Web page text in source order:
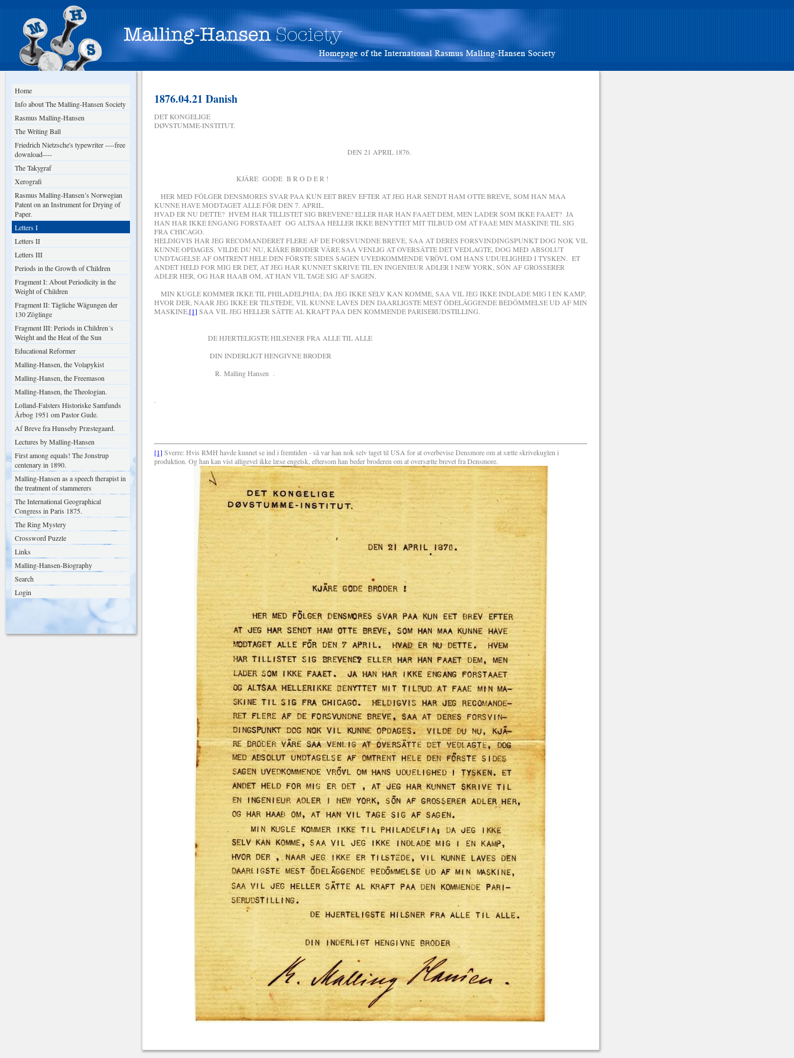
Home
Info about The Malling-Hansen Society
Rasmus Malling-Hansen
The Writing Ball
Friedrich Nietzsche's typewriter ----free
download----
The Takygraf
Xerografi
Rasmus Malling-Hansen’s Norwegian
Patent on an Instrument for Drying of
Paper.
Letters I
Letters II
Letters III
Periods in the Growth of Children
Fragment I: About Periodicity in the
Weight of Children
Fragment II: Tägliche Wägungen der
130 Zöglinge
Fragment III: Periods in Children´s
Weight and the Heat of the Sun
Educational Reformer
Malling-Hansen, the Volapykist
Malling-Hansen, the Freemason
Malling-Hansen, the Theologian.
Lolland-Falsters Historiske Samfunds
Årbog 1951 om Pastor Gude.
Af Breve fra Hunseby Præstegaard.
Lectures by Malling-Hansen
First among equals! The Jonstrup
centenary in 1890.
Malling-Hansen as a speech therapist in
the treatment of stammerers
The International Geographical
Congress in Paris 1875.
The Ring Mystery
Crossword Puzzle
Links
Malling-Hansen-Biography
Search
Login
1876.04.21 Danish
DET KONGELIGE
DØVSTUMME-INSTITUT.
DEN 21 APRIL 1876.
KJÄRE GODE B R O D E R !
HER MED FÖLGER DENSMORES SVAR PAA KUN EET BREV EFTER AT JEG HAR SENDT HAM OTTE BREVE, SOM HAN MAA
KUNNE HAVE MODTAGET ALLE FÖR DEN 7. APRIL.
HVAD ER NU DETTE? HVEM HAR TILLISTET SIG BREVENE? ELLER HAR HAN FAAET DEM, MEN LADER SOM IKKE FAAET? JA
HAN HAR IKKE ENGANG FORSTAAET OG ALTSAA HELLER IKKE BENYTTET MIT TILBUD OM AT FAAE MIN MASKINE TIL SIG
FRA CHICAGO.
HELDIGVIS HAR JEG RECOMANDERET FLERE AF DE FORSVUNDNE BREVE, SAA AT DERES FORSVINDINGSPUNKT DOG NOK VIL
KUNNE OPDAGES. VILDE DU NU, KJÄRE BRODER VÄRE SAA VENLIG AT OVERSÄTTE DET VEDLAGTE, DOG MED ABSOLUT
UNDTAGELSE AF OMTRENT HELE DEN FÖRSTE SIDES SAGEN UVEDKOMMENDE VRÖVL OM HANS UDUELIGHED I TYSKEN. ET
ANDET HELD FOR MIG ER DET, AT JEG HAR KUNNET SKRIVE TIL EN INGENIEUR ADLER I NEW YORK, SÖN AF GROSSERER
ADLER HER, OG HAR HAAB OM, AT HAN VIL TAGE SIG AF SAGEN.
MIN KUGLE KOMMER IKKE TIL PHILADELPHIA; DA JEG IKKE SELV KAN KOMME, SAA VIL JEG IKKE INDLADE MIG I EN KAMP,
HVOR DER, NAAR JEG IKKE ER TILSTEDE, VIL KUNNE LAVES DEN DAARLIGSTE MEST ÖDELÄGGENDE BEDÖMMELSE UD AF MIN
MASKINE, [1] SAA VIL JEG HELLER SÄTTE AL KRAFT PAA DEN KOMMENDE PARISERUDSTILLING.
DE HJERTELIGSTE HILSENER FRA ALLE TIL ALLE
DIN INDERLIGT HENGIVNE BRODER
R. Malling Hansen .
.
[1] Sverre: Hvis RMH havde kunnet se ind i fremtiden - så var han nok selv taget til USA for at overbevise Densmore om at sætte skrivekuglen i
produktion. Og han kan vist alligevel ikke læse engelsk, eftersom han beder broderen om at oversætte brevet fra Densmore.